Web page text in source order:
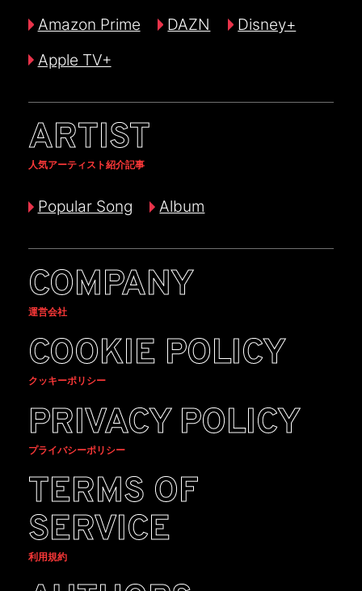
Amazon Prime
DAZN
Disney+
Apple TV+
ARTIST
人気アーティスト紹介記事
Popular Song Album
COMPANY
運営会社
COOKIE POLICY
クッキーポリシー
PRIVACY POLICY
プライバシーポリシー
TERMS OF
SERVICE
利用規約